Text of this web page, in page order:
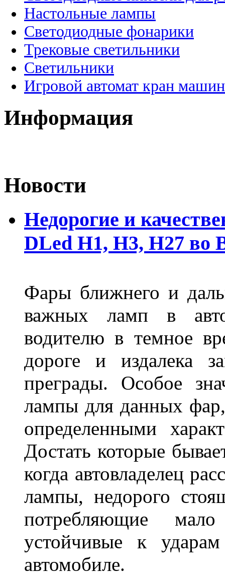
Настольные лампы
Светодиодные фонарики
Трековые светильники
Светильники
Игровой автомат кран
Информация
Новости
Недорогие и
DLed Н1, Н3, Н27 во
Фары ближнего и
важных ламп в
водителю в темное
дороге и издалека
преграды. Особое
лампы для данных
определенными
Достать которые
когда автовладелец
лампы, недорого
потребляющие
устойчивые к
автомобиле.